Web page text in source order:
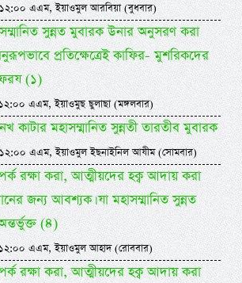
এএম, ইয়াওমুল আরবিয়া (বুধবার)
সুন্নত মুবারক উনার অনুসরণ করা
প্রতিক্ষেত্রেই কাফির- মুশরিকদের
(১)
এএম, ইয়াওমুছ ছুলাছা (মঙ্গলবার)
কাটার মহাসম্মানিত সুন্নতী তারতীব মুবারক
এএম, ইয়াওমুল ইছনাইনিল আযীম (সোমবার)
রক্ষা করা, আত্মীয়দের হক্ব আদায় করা
জন্য আবশ্যক। যা মহাসম্মানিত সুন্নত
(৪)
এএম, ইয়াওমুল আহাদ (রোববার)
রক্ষা করা, আত্মীয়দের হক্ব আদায় করা